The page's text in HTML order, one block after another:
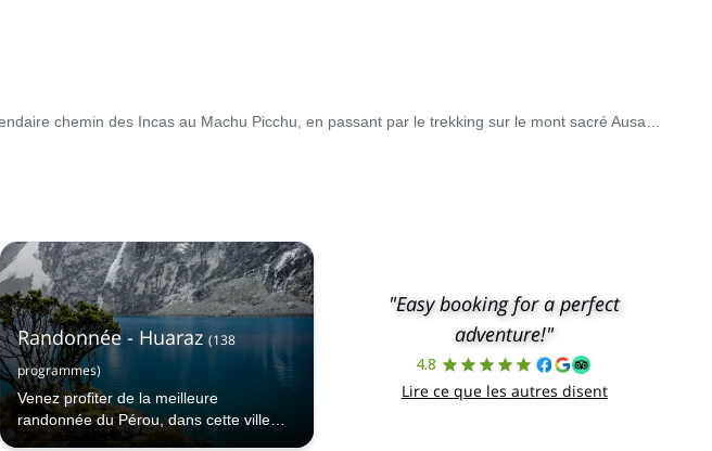
Randonnée - Huaraz (138
programmes)
Venez profiter de la meilleure
randonnée du Pérou, dans cette ville
"Easy booking for a perfect
adventure!"
4.8
Lire ce que les autres disent